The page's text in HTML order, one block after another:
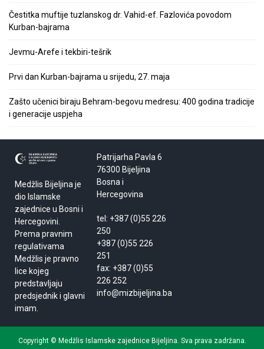
Čestitka muftije tuzlanskog dr. Vahid-ef. Fazlovića povodom
Kurban-bajrama
Jevmu-Arefe i tekbiri-tešrik
Prvi dan Kurban-bajrama u srijedu, 27. maja
Zašto učenici biraju Behram-begovu medresu: 400 godina tradicije
i generacije uspjeha
Medžlis Bijeljina je
dio Islamske
zajednice u Bosni i
Hercegovini.
Prema pravnim
regulativama
Medžlis je pravno
lice kojeg
predstavljaju
predsjednik i glavni
imam.
Patrijarha Pavla 6
76300 Bijeljina
Bosna i
Hercegovina
tel: +387 (0)55 226
250
+387 (0)55 226
251
fax: +387 (0)55
226 252
info@mizbijeljina.ba
Copyright © Medžlis Islamske zajednice Bijeljina. Sva prava zadržana.